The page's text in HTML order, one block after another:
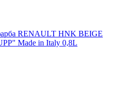
RENAULT HNK BEIGE
Made in Italy 0,8L